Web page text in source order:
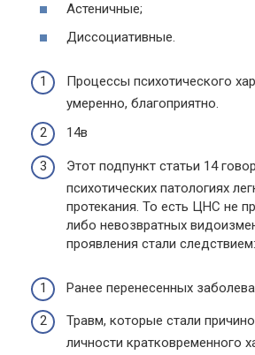
Астеничные;
Диссоциативные.
Процессы психотического
умеренно, благоприятно.
14в
Этот подпункт статьи 14
психотических патологиях
протекания. То есть ЦНС не
либо невозвратных
проявления стали следствием:
Ранее перенесенных
Травм, которые стали
личности кратковременного